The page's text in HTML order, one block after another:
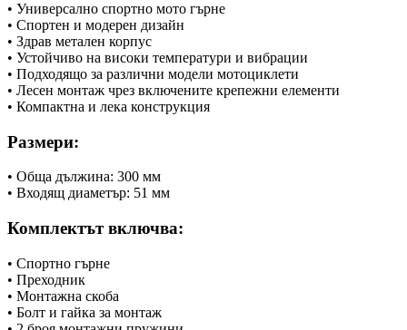
• Универсално спортно мото гърне
• Спортен и модерен дизайн
• Здрав метален корпус
• Устойчиво на високи температури и вибрации
• Подходящо за различни модели мотоциклети
• Лесен монтаж чрез включените крепежни елементи
• Компактна и лека конструкция
Размери:
• Обща дължина: 300 мм
• Входящ диаметър: 51 мм
Комплектът включва:
• Спортно гърне
• Преходник
• Монтажна скоба
• Болт и гайка за монтаж